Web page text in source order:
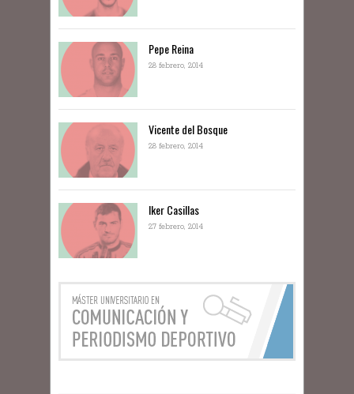
Pepe Reina
28 febrero, 2014
Vicente del Bosque
28 febrero, 2014
Iker Casillas
27 febrero, 2014